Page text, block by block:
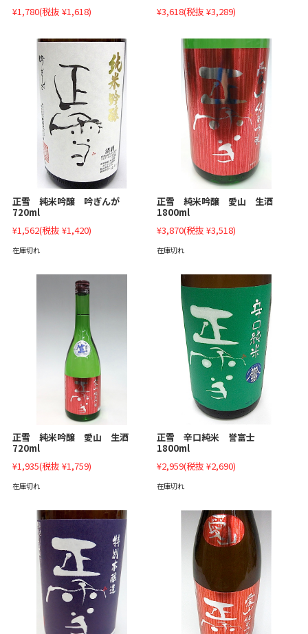
¥1,780(税抜 ¥1,618)
¥3,618(税抜 ¥3,289)
正雪 純米吟醸 吟ぎんが
720ml
¥1,562(税抜 ¥1,420)
在庫切れ
正雪 純米吟醸 愛山 生酒
1800ml
¥3,870(税抜 ¥3,518)
在庫切れ
正雪 純米吟醸 愛山 生酒
720ml
¥1,935(税抜 ¥1,759)
在庫切れ
正雪 辛口純米 誉富士
1800ml
¥2,959(税抜 ¥2,690)
在庫切れ